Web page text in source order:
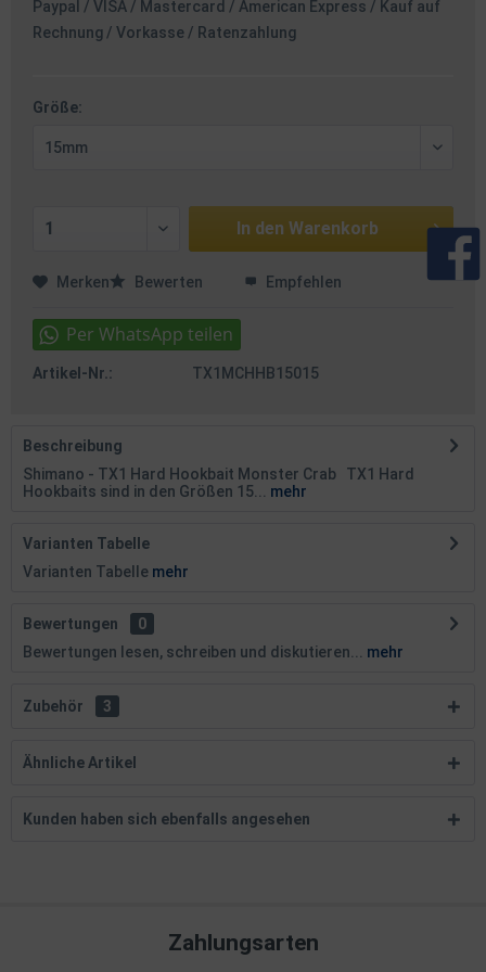
Paypal / VISA / Mastercard / American Express / Kauf auf
Rechnung / Vorkasse / Ratenzahlung
Größe:
In den Warenkorb
Merken Bewerten Empfehlen
Artikel-Nr.: TX1MCHHB15015
Beschreibung
Shimano - TX1 Hard Hookbait Monster Crab TX1 Hard
Hookbaits sind in den Größen 15...
mehr
Varianten Tabelle
Varianten Tabelle mehr
Bewertungen
0
Bewertungen lesen, schreiben und diskutieren...
mehr
Zubehör 3
Ähnliche Artikel
Kunden haben sich ebenfalls angesehen
Zahlungsarten